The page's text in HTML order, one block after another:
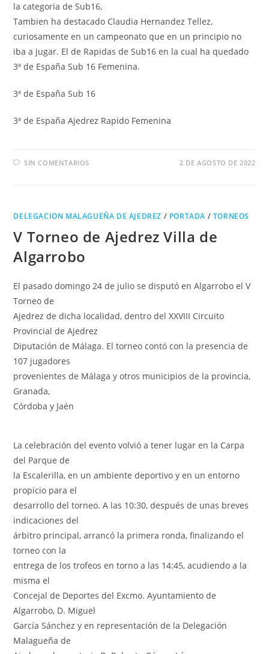
la categoria de Sub16,
Tambien ha destacado Claudia Hernandez Tellez,
curiosamente en un campeonato que en un principio no
iba a jugar. El de Rapidas de Sub16 en la cual ha quedado
3ª de España Sub 16 Femenina.
3ª de España Sub 16
3ª de España Ajedrez Rapido Femenina
SIN COMENTARIOS 2 DE AGOSTO DE 2022
DELEGACION MALAGUEÑA DE AJEDREZ / PORTADA / TORNEOS
V Torneo de Ajedrez Villa de
Algarrobo
El pasado domingo 24 de julio se disputó en Algarrobo el V
Torneo de
Ajedrez de dicha localidad, dentro del XXVIII Circuito
Provincial de Ajedrez
Diputación de Málaga. El torneo contó con la presencia de
107 jugadores
provenientes de Málaga y otros municipios de la provincia,
Granada,
Córdoba y Jaén
La celebración del evento volvió a tener lugar en la Carpa
del Parque de
la Escalerilla, en un ambiente deportivo y en un entorno
propicio para el
desarrollo del torneo. A las 10:30, después de unas breves
indicaciones del
árbitro principal, arrancó la primera ronda, finalizando el
torneo con la
entrega de los trofeos en torno a las 14:45, acudiendo a la
misma el
Concejal de Deportes del Excmo. Ayuntamiento de
Algarrobo, D. Miguel
García Sánchez y en representación de la Delegación
Malagueña de